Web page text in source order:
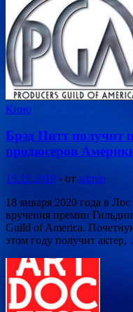
Кино
Брэд Питт получит
продюсеров
13.12.2019 - от admin
18 января 2020 года в
вручения премии
Guild of America.
этом году получит